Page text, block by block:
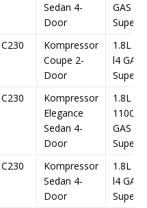
Sedan 4-
Door
GAS
C230
Kompressor
Coupe 2-
Door
1.8L
l4 GAS
C230
Kompressor
Elegance
Sedan 4-
Door
1.8L
110Cu.
GAS
C230
Kompressor
Sedan 4-
Door
1.8L
l4 GAS